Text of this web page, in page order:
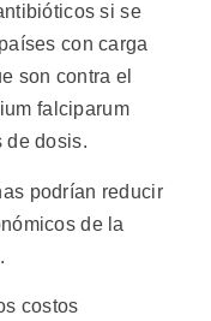
si se
con carga
son contra el
falciparum
de dosis.
podrían reducir
de la
costos